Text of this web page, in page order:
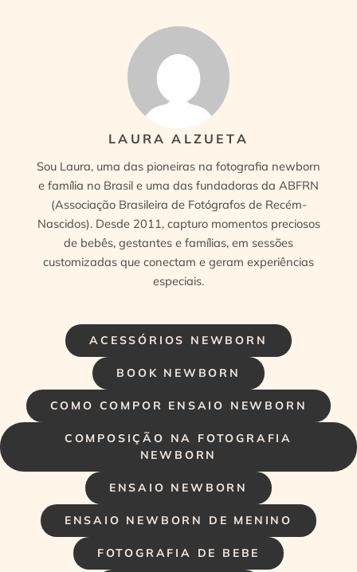
ACESSÓRIOS NEWBORN
BOOK NEWBORN
COMO COMPOR ENSAIO NEWBORN
COMPOSIÇÃO NA FOTOGRAFIA
NEWBORN
ENSAIO NEWBORN
ENSAIO NEWBORN DE MENINO
FOTOGRAFIA DE BEBE
LAURA ALZUETA
Sou Laura, uma das pioneiras na fotografia newborn
e família no Brasil e uma das fundadoras da ABFRN
(Associação Brasileira de Fotógrafos de Recém-
Nascidos). Desde 2011, capturo momentos preciosos
de bebês, gestantes e famílias, em sessões
customizadas que conectam e geram experiências
especiais.